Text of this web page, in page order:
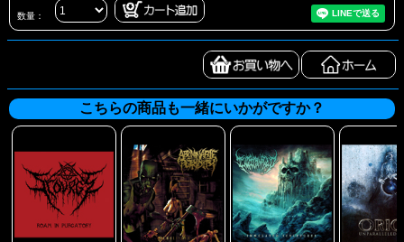
数量：
こちらの商品も一緒にいかがですか？